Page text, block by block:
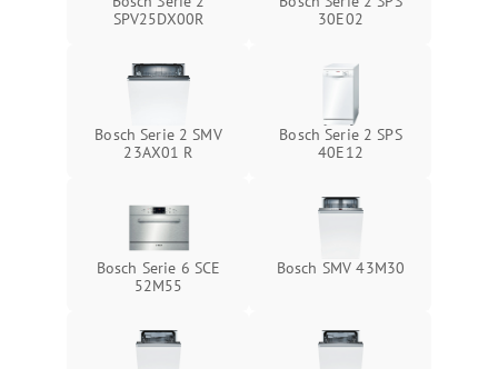
SPV25DX00R
30E02
Bosch Serie 2 SMV
23AX01 R
Bosch Serie 2 SPS
40E12
Bosch Serie 6 SCE
52M55
Bosch SMV 43M30